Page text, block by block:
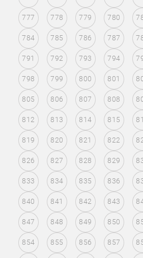
777 778 779 780
784 785 786 787
791 792 793 794
798 799 800 801
805 806 807 808
812 813 814 815
819 820 821 822
826 827 828 829
833 834 835 836
840 841 842 843
847 848 849 850
854 855 856 857